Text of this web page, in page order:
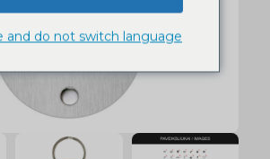
and do not switch language